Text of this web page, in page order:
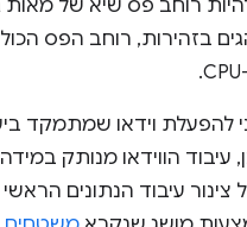
רוחב פס שיא של מאות
בזהירות, רוחב הפס
להפעלת וידאו שמתמקד
עיבוד הנתונים